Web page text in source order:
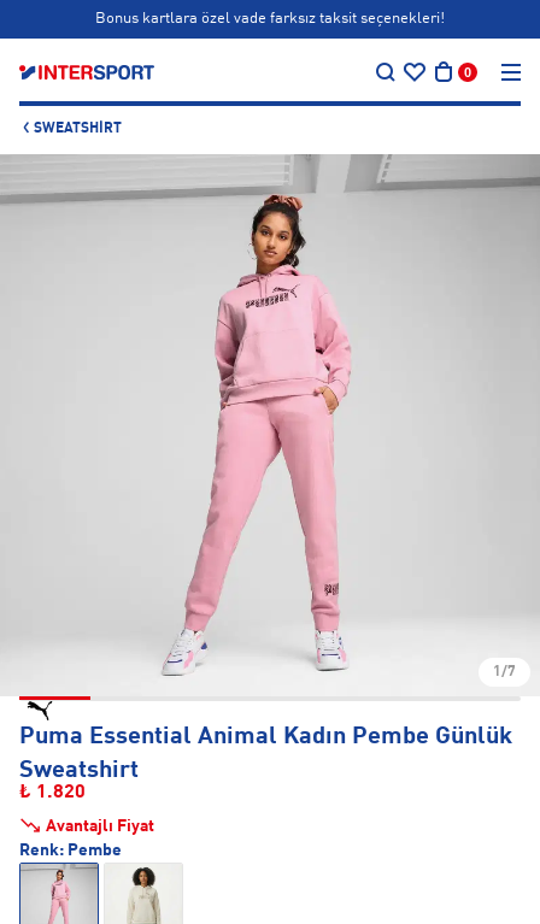
Bonus kartlara özel vade farksız taksit seçenekleri!
0
SWEATSHIRT
1/7
Puma Essential Animal Kadın Pembe Günlük
Sweatshirt
₺ 1.820
Avantajlı Fiyat
Renk: Pembe